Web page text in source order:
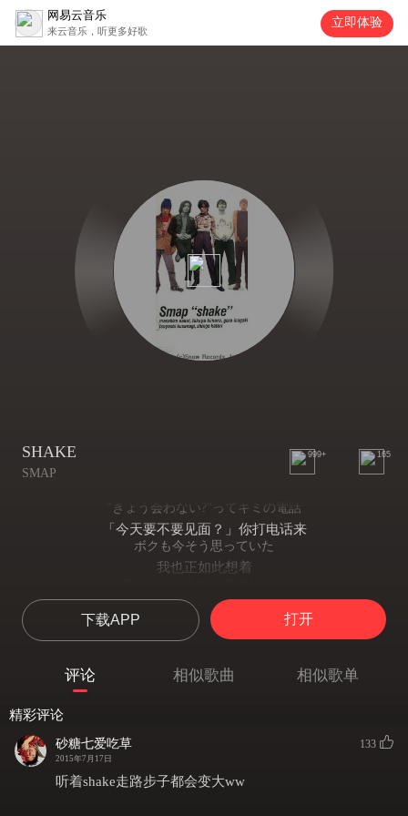
网易云音乐
来云音乐，听更多好歌
立即体验
SHAKE
SMAP
999+ 165
"きょう会わない?"ってキミの電話
「今天要不要见面？」你打电话来
ボクも今そう思っていた
我也正如此想着
像有心电感应一般令人高兴
明日は休みだ仕事もない
明天放假不用工作
不早起也无所谓
oh… 進まなくたって
下载APP 打开
评论 相似歌曲 相似歌单
精彩评论
砂糖七爱吃草
2015年7月17日
133
听着shake走路步子都会变大ww